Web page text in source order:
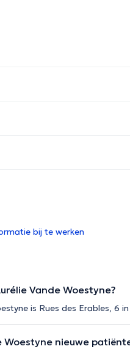
bij te werken
Vande Woestyne?
is Rues des Erables, 6
nieuwe